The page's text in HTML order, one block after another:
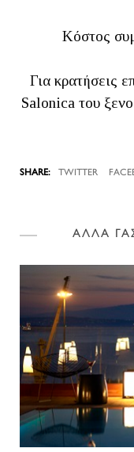
Κόστος
Για κρατήσεις
Salonica του
TWITTER
ΑΛΛΑ